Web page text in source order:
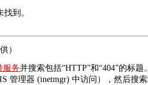
到。
）
服务并搜索包括“HTTP”和“404”的标题
管理器 (inetmgr) 中访问），然后搜